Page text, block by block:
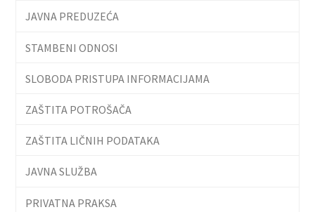
JAVNA PREDUZEĆA
STAMBENI ODNOSI
SLOBODA PRISTUPA INFORMACIJAMA
ZAŠTITA POTROŠAČA
ZAŠTITA LIČNIH PODATAKA
JAVNA SLUŽBA
PRIVATNA PRAKSA